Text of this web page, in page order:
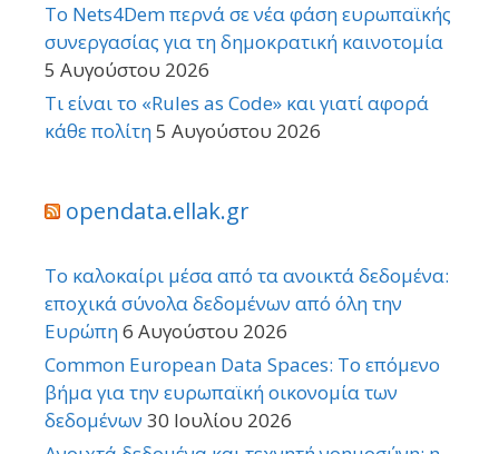
Το Nets4Dem περνά σε νέα φάση ευρωπαϊκής
συνεργασίας για τη δημοκρατική καινοτομία
5 Αυγούστου 2026
Τι είναι το «Rules as Code» και γιατί αφορά
κάθε πολίτη5 Αυγούστου 2026
opendata.ellak.gr
Το καλοκαίρι μέσα από τα ανοικτά δεδομένα:
εποχικά σύνολα δεδομένων από όλη την
Ευρώπη6 Αυγούστου 2026
Common European Data Spaces: Το επόμενο
βήμα για την ευρωπαϊκή οικονομία των
δεδομένων 30 Ιουλίου 2026